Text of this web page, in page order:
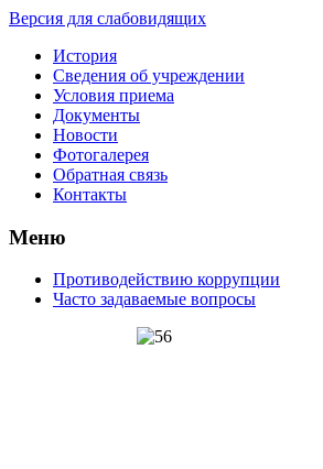
Версия для слабовидящих
История
Сведения об учреждении
Условия приема
Документы
Новости
Фотогалерея
Обратная связь
Контакты
Меню
Противодействию коррупции
Часто задаваемые вопросы